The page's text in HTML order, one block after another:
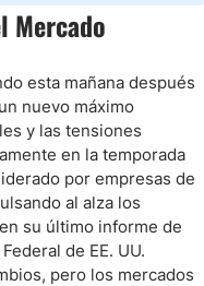
Mercado
esta mañana después
nuevo máximo
y las tensiones
en la temporada
por empresas de
al alza los
su último informe de
de EE. UU.
pero los mercados